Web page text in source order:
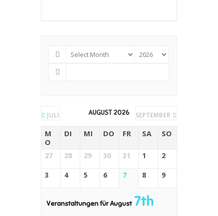
JULI AUGUST 2026 SEPTEMBER
M
O
DI MI DO FR SA SO
27 28 29 30 31 1 2
3 4 5 6 7 8 9
Veranstaltungen für August 7th